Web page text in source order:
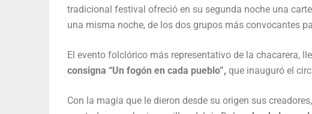
tradicional festival ofreció en su segunda noche una
una misma noche, de los dos grupos más convocantes
El evento folclórico más representativo de la chacarera,
consigna “Un fogón en cada pueblo”, que inauguró el
Con la magia que le dieron desde su origen sus